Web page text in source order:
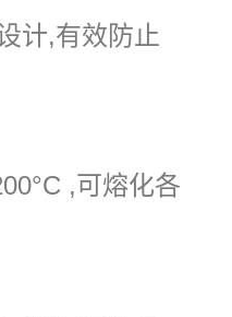
计,有效防止
,可熔化各